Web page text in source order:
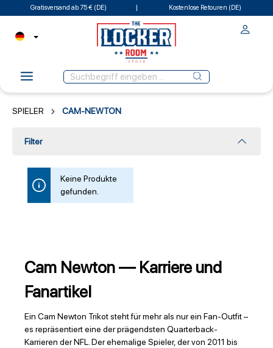
Gratisversand ab 75 € (DE) Kostenlose Retouren (DE)
SPIELER CAM-NEWTON
Filter
Keine Produkte
gefunden.
Cam Newton — Karriere und
Fanartikel
Ein Cam Newton Trikot steht für mehr als nur ein Fan-Outfit –
es repräsentiert eine der prägendsten Quarterback-
Karrieren der NFL. Der ehemalige Spieler, der von 2011 bis